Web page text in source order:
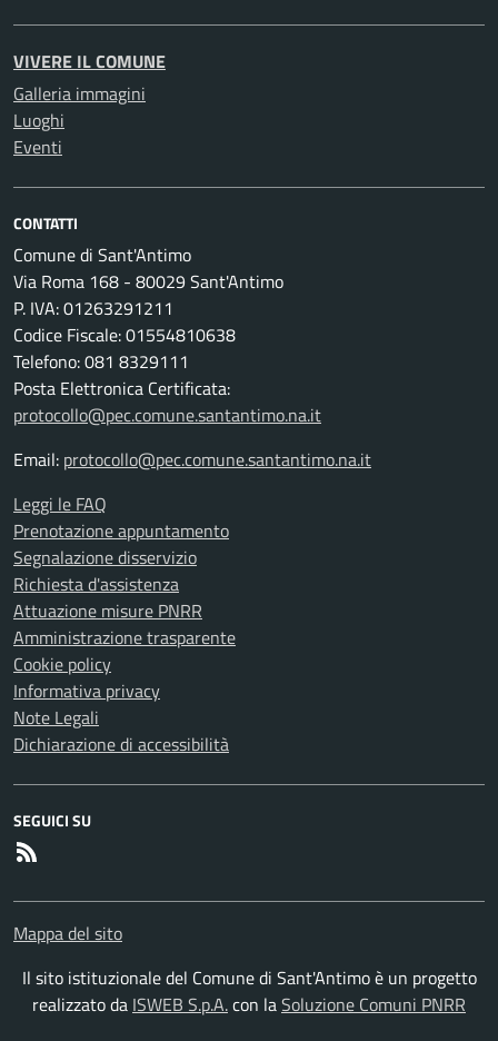
VIVERE IL COMUNE
Galleria immagini
Luoghi
Eventi
CONTATTI
Comune di Sant'Antimo
Via Roma 168 - 80029 Sant'Antimo
P. IVA: 01263291211
Codice Fiscale: 01554810638
Telefono: 081 8329111
Posta Elettronica Certificata:
protocollo@pec.comune.santantimo.na.it
Email: protocollo@pec.comune.santantimo.na.it
Leggi le FAQ
Prenotazione appuntamento
Segnalazione disservizio
Richiesta d'assistenza
Attuazione misure PNRR
Amministrazione trasparente
Cookie policy
Informativa privacy
Note Legali
Dichiarazione di accessibilità
SEGUICI SU
Mappa del sito
Il sito istituzionale del Comune di Sant'Antimo è un progetto
realizzato da ISWEB S.p.A.con laSoluzione Comuni PNRR